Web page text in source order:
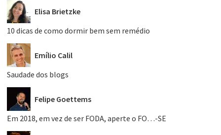
Elisa Brietzke
10 dicas de como dormir bem sem remédio
Emílio Calil
Saudade dos blogs
Felipe Goettems
Em 2018, em vez de ser FODA, aperte o FO…-SE